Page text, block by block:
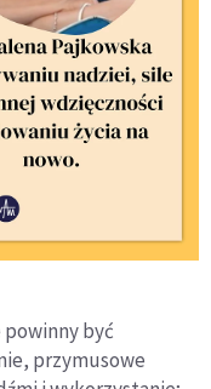
powinny być
przymusowe